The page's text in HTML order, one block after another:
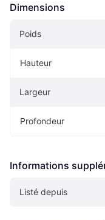
Dimensions
Poids
Hauteur
Largeur
Profondeur
Informations
Listé depuis